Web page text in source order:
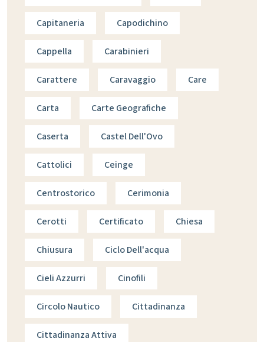
Capitaneria Capodichino
Cappella Carabinieri
Carattere Caravaggio Care
Carta Carte Geografiche
Caserta Castel Dell'Ovo
Cattolici Ceinge
Centrostorico Cerimonia
Cerotti Certificato Chiesa
Chiusura Ciclo Dell'acqua
Cieli Azzurri Cinofili
Circolo Nautico Cittadinanza
Cittadinanza Attiva